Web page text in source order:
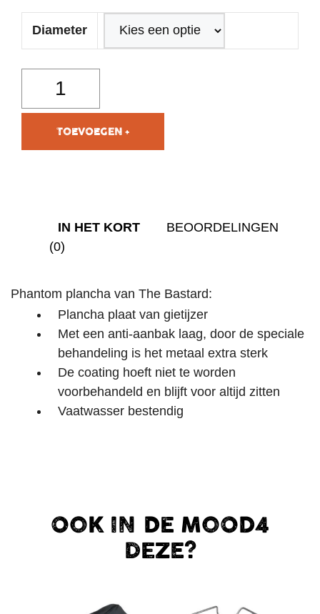
Diameter
TOEVOEGEN AAN
WINKELWAGEN
IN HET KORT
BEOORDELINGEN
(0)
Phantom plancha van The Bastard:
Plancha plaat van gietijzer
Met een anti-aanbak laag, door de speciale
behandeling is het metaal extra sterk
De coating hoeft niet te worden
voorbehandeld en blijft voor altijd zitten
Vaatwasser bestendig
OOK IN DE MOOD4
DEZE?